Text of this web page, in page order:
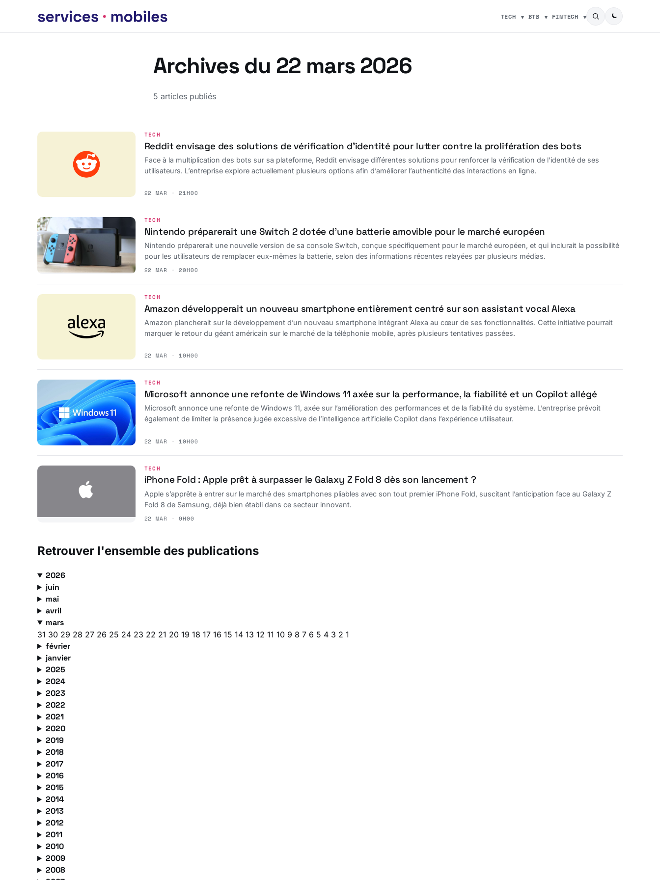
TECH BTB FINTECH
Archives du 22 mars 2026
5 articles publiés
TECH
Reddit envisage des solutions de vérification d’identité pour lutter contre la prolifération des bots
Face à la multiplication des bots sur sa plateforme, Reddit envisage différentes solutions pour renforcer la vérification de l’identité de ses
utilisateurs. L’entreprise explore actuellement plusieurs options afin d’améliorer l’authenticité des interactions en ligne.
22 MAR · 21H00
TECH
Nintendo préparerait une Switch 2 dotée d’une batterie amovible pour le marché européen
Nintendo préparerait une nouvelle version de sa console Switch, conçue spécifiquement pour le marché européen, et qui inclurait la possibilité
pour les utilisateurs de remplacer eux-mêmes la batterie, selon des informations récentes relayées par plusieurs médias.
22 MAR · 20H00
TECH
Amazon développerait un nouveau smartphone entièrement centré sur son assistant vocal Alexa
Amazon plancherait sur le développement d’un nouveau smartphone intégrant Alexa au cœur de ses fonctionnalités. Cette initiative pourrait
marquer le retour du géant américain sur le marché de la téléphonie mobile, après plusieurs tentatives passées.
22 MAR · 19H00
TECH
Microsoft annonce une refonte de Windows 11 axée sur la performance, la fiabilité et un Copilot allégé
Microsoft annonce une refonte de Windows 11, axée sur l’amélioration des performances et de la fiabilité du système. L’entreprise prévoit
également de limiter la présence jugée excessive de l’intelligence artificielle Copilot dans l’expérience utilisateur.
22 MAR · 10H00
TECH
iPhone Fold : Apple prêt à surpasser le Galaxy Z Fold 8 dès son lancement ?
Apple s’apprête à entrer sur le marché des smartphones pliables avec son tout premier iPhone Fold, suscitant l’anticipation face au Galaxy Z
Fold 8 de Samsung, déjà bien établi dans ce secteur innovant.
22 MAR · 9H00
Retrouver l'ensemble des publications
2026
juin
mai
avril
mars
31 30 29 28 27 26 25 24 23 22 21 20 19 18 17 16 15 14 13 12 11 10 9 8 7 6 5 4 3 2 1
février
janvier
2025
2024
2023
2022
2021
2020
2019
2018
2017
2016
2015
2014
2013
2012
2011
2010
2009
2008